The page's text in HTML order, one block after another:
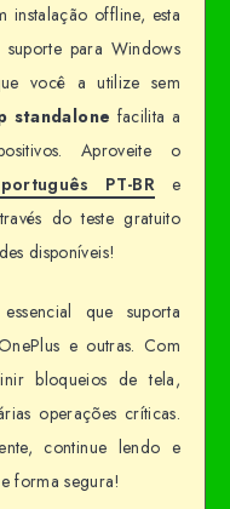
instalação offline, esta
para Windows
você a utilize sem
standalone facilita a
Aproveite o
PT-BR e
do teste gratuito
disponíveis!
que suporta
e outras. Com
bloqueios de tela,
operações críticas.
continue lendo e
forma segura!